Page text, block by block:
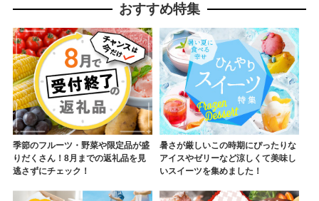
南市 宮崎県 送料無料_BAV13-
おすすめ特集
季節のフルーツ・野菜や限定品が盛
りだくさん！8月までの返礼品を見
逃さずにチェック！
暑さが厳しいこの時期にぴったりな
アイスやゼリーなど涼しくて美味し
いスイーツを集めました！